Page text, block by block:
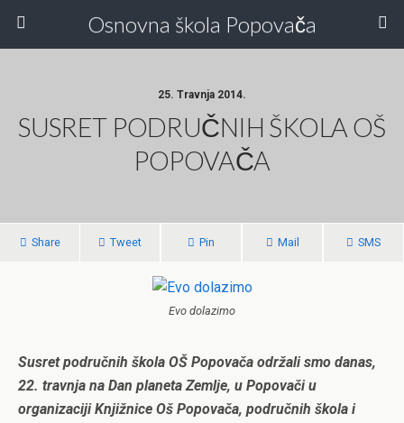
Osnovna škola Popovača
25. Travnja 2014.
SUSRET PODRUČNIH ŠKOLA OŠ
POPOVAČA
Share Tweet Pin Mail SMS
Evo dolazimo
Susret područnih škola OŠ Popovača održali smo danas,
22. travnja na Dan planeta Zemlje, u Popovači u
organizaciji Knjižnice Oš Popovača, područnih škola i